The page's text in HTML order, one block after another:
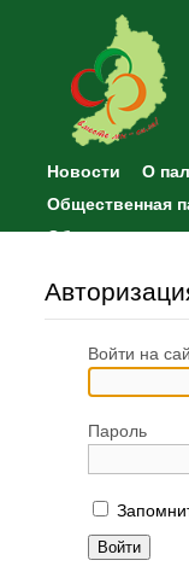
Новости О
Общественная
Общественные
Войти на
Пароль